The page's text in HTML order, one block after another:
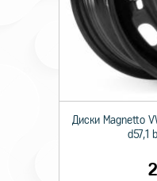
Диски Magnetto
d57,1